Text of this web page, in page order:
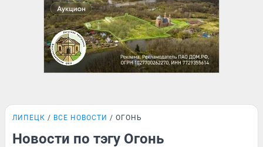
ЛИПЕЦК ВСЕ НОВОСТИ ОГОНЬ
Новости по тэгу Огонь